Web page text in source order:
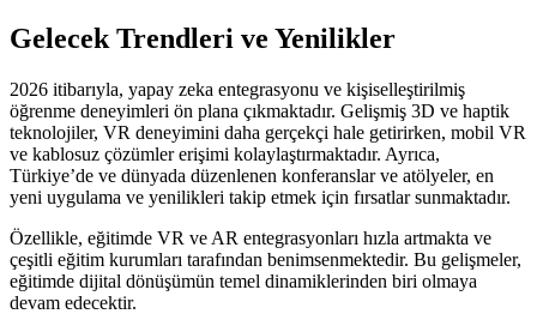
Gelecek Trendleri ve Yenilikler
2026 itibarıyla, yapay zeka entegrasyonu ve kişiselleştirilmiş
öğrenme deneyimleri ön plana çıkmaktadır. Gelişmiş 3D ve haptik
teknolojiler, VR deneyimini daha gerçekçi hale getirirken, mobil VR
ve kablosuz çözümler erişimi kolaylaştırmaktadır. Ayrıca,
Türkiye’de ve dünyada düzenlenen konferanslar ve atölyeler, en
yeni uygulama ve yenilikleri takip etmek için fırsatlar sunmaktadır.
Özellikle, eğitimde VR ve AR entegrasyonları hızla artmakta ve
çeşitli eğitim kurumları tarafından benimsenmektedir. Bu gelişmeler,
eğitimde dijital dönüşümün temel dinamiklerinden biri olmaya
devam edecektir.